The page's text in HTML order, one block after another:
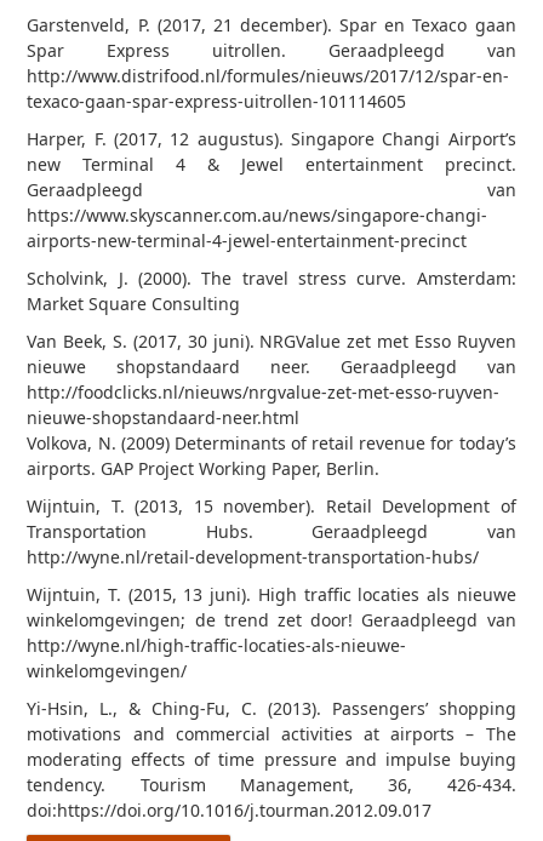
Garstenveld, P. (2017, 21 december). Spar en Texaco gaan
Spar Express uitrollen. Geraadpleegd van
http://www.distrifood.nl/formules/nieuws/2017/12/spar-en-
texaco-gaan-spar-express-uitrollen-101114605
Harper, F. (2017, 12 augustus). Singapore Changi Airport’s
new Terminal 4 & Jewel entertainment precinct.
Geraadpleegd van
https://www.skyscanner.com.au/news/singapore-changi-
airports-new-terminal-4-jewel-entertainment-precinct
Scholvink, J. (2000). The travel stress curve. Amsterdam:
Market Square Consulting
Van Beek, S. (2017, 30 juni). NRGValue zet met Esso Ruyven
nieuwe shopstandaard neer. Geraadpleegd van
http://foodclicks.nl/nieuws/nrgvalue-zet-met-esso-ruyven-
nieuwe-shopstandaard-neer.html
Volkova, N. (2009) Determinants of retail revenue for today’s
airports. GAP Project Working Paper, Berlin.
Wijntuin, T. (2013, 15 november). Retail Development of
Transportation Hubs. Geraadpleegd van
http://wyne.nl/retail-development-transportation-hubs/
Wijntuin, T. (2015, 13 juni). High traffic locaties als nieuwe
winkelomgevingen; de trend zet door! Geraadpleegd van
http://wyne.nl/high-traffic-locaties-als-nieuwe-
winkelomgevingen/
Yi-Hsin, L., & Ching-Fu, C. (2013). Passengers’ shopping
motivations and commercial activities at airports – The
moderating effects of time pressure and impulse buying
tendency. Tourism Management, 36, 426-434.
doi:https://doi.org/10.1016/j.tourman.2012.09.017